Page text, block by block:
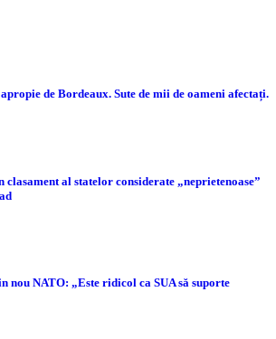
de Bordeaux. Sute de mii de oameni afectați.
al statelor considerate „neprietenoase”
nou NATO: „Este ridicol ca SUA să suporte